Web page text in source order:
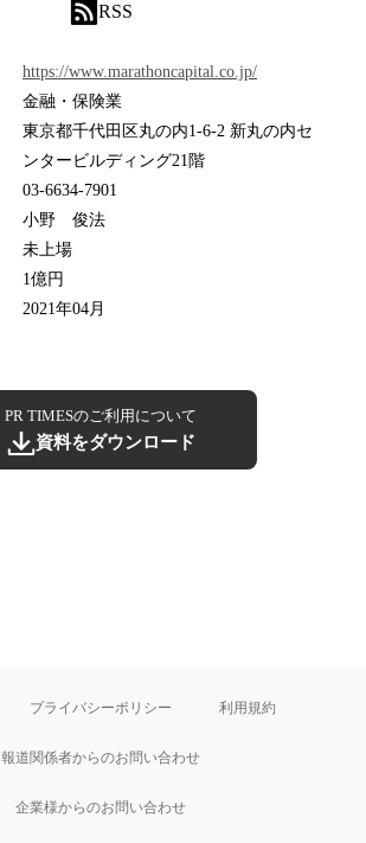
RSS
https://www.marathoncapital.co.jp/
金融・保険業
東京都千代田区丸の内1-6-2 新丸の内セ
ンタービルディング21階
03-6634-7901
小野 俊法
未上場
1億円
2021年04月
PR TIMESのご利用について
資料をダウンロード
プライバシーポリシー 利用規約
報道関係者からのお問い合わせ
企業様からのお問い合わせ